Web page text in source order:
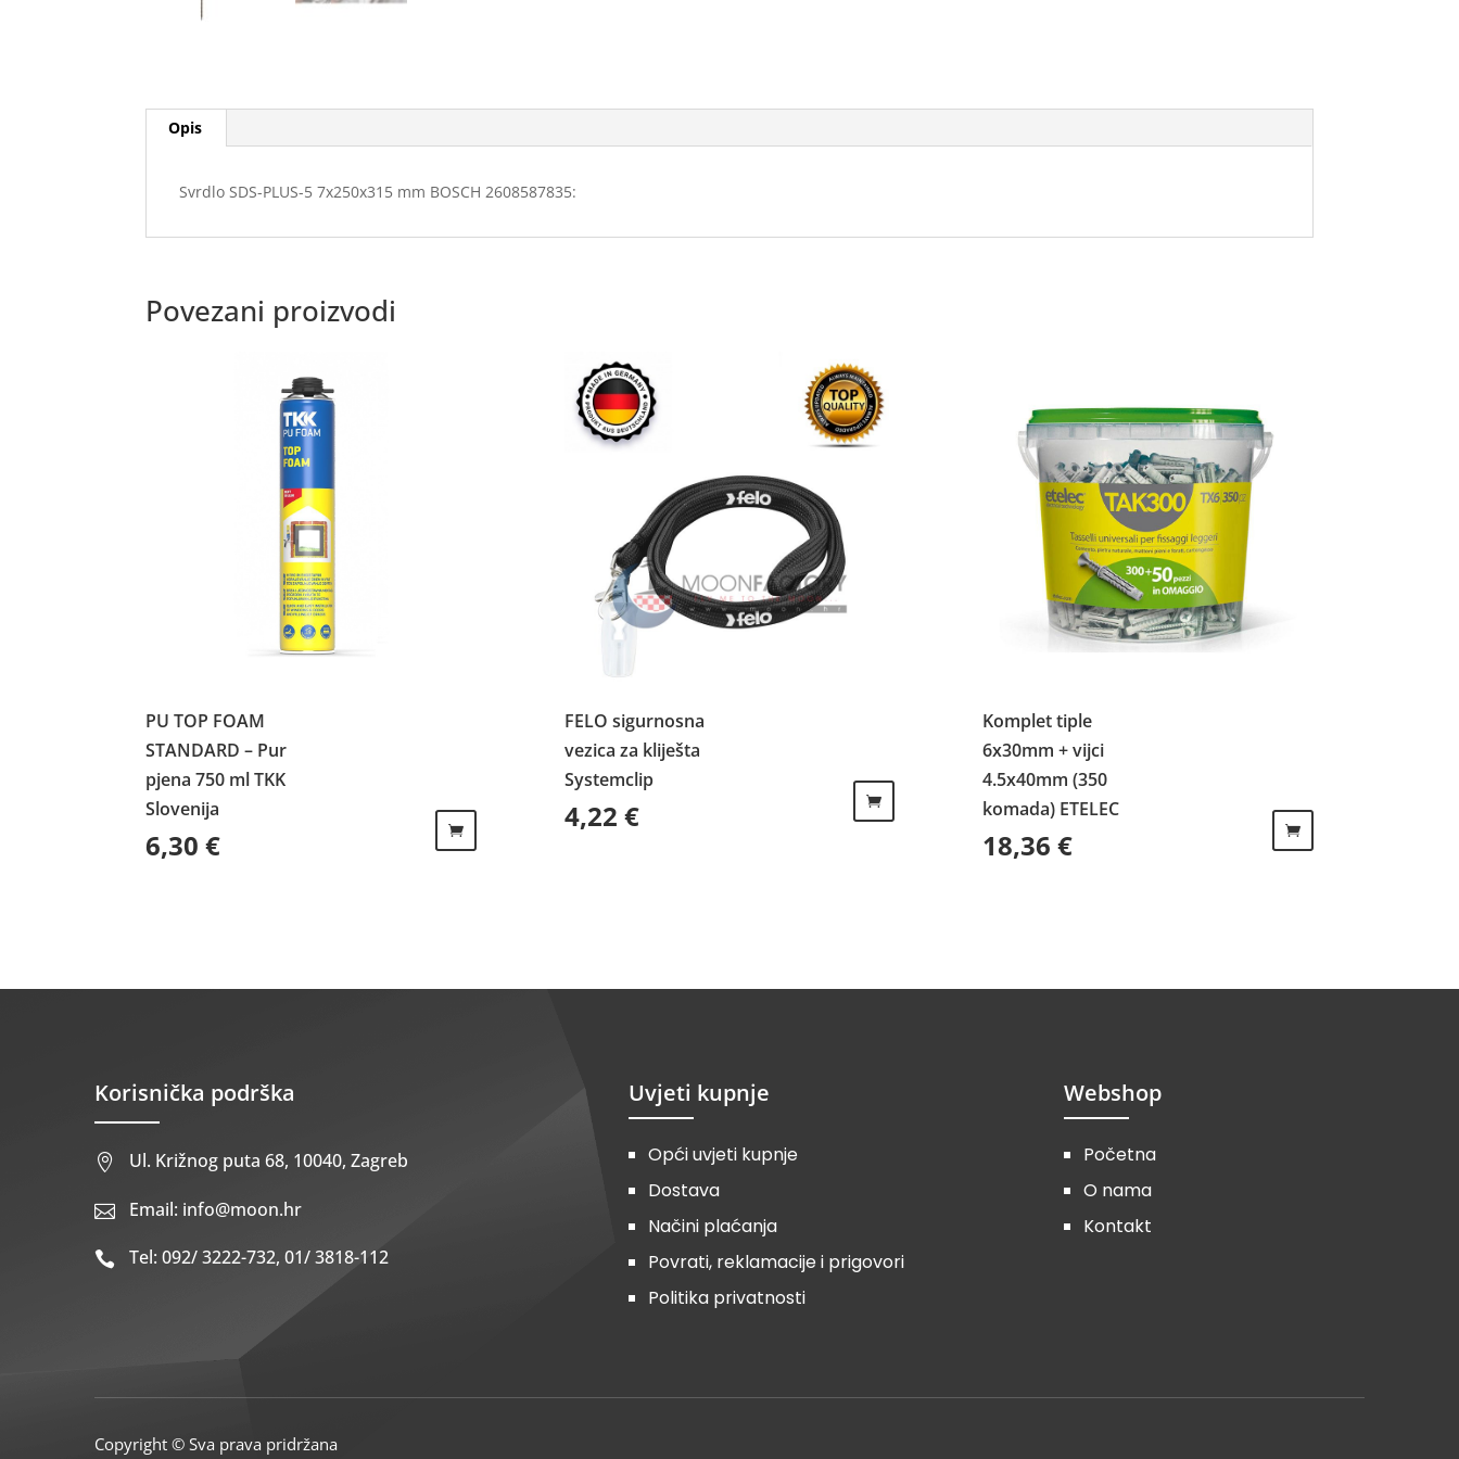
Opis
Svrdlo SDS-PLUS-5 7x250x315 mm BOSCH 2608587835:
Povezani proizvodi
PU TOP FOAM
STANDARD – Pur
pjena 750 ml TKK
Slovenija
6,30€
FELO sigurnosna
vezica za kliješta
Systemclip
4,22 €
Komplet tiple
6x30mm + vijci
4.5x40mm (350
komada) ETELEC
18,36 €
Korisnička podrška
 Ul. Križnog puta 68, 10040, Zagreb
 Email: info@moon.hr
 Tel: 092/ 3222-732, 01/ 3818-112
Uvjeti kupnje
Opći uvjeti kupnje
Dostava
Načini plaćanja
Povrati, reklamacije i prigovori
Politika privatnosti
Webshop
Početna
O nama
Kontakt
Copyright © Sva prava pridržana